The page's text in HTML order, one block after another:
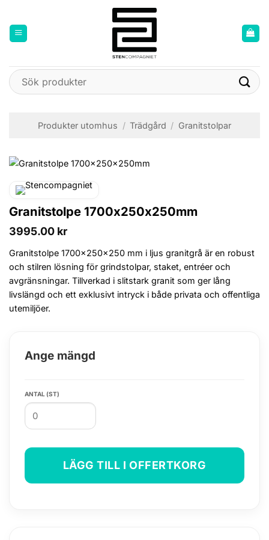
content
Sök
efter:
Produkter utomhus / Trädgård / Granitstolpar
Granitstolpe 1700x250x250mm
3995.00 kr
Granitstolpe 1700x250x250 mm i ljus granitgrå är en robust
och stilren lösning för grindstolpar, staket, entréer och
avgränsningar. Tillverkad i slitstark granit som ger lång
livslängd och ett exklusivt intryck i både privata och offentliga
utemiljöer.
Ange mängd
ANTAL (ST)
LÄGG TILL I OFFERTKORG